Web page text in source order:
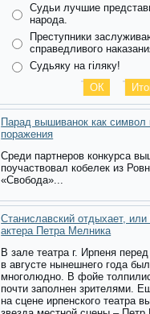
Судьи лучшие
народа.
Преступники
справедливого
Судьяку на гіляку!
Парад вышиванок как символ
поражения
Среди партнеров конкурса
поучаствовал кобелек из
«Свобода»...
Станиславский отдыхает, или
актера Петра Мелника
В зале театра г. Ирпеня
в августе нынешнего года
многолюдно. В фойе
почти заполнен зрителями.
на сцене ирпенского театра